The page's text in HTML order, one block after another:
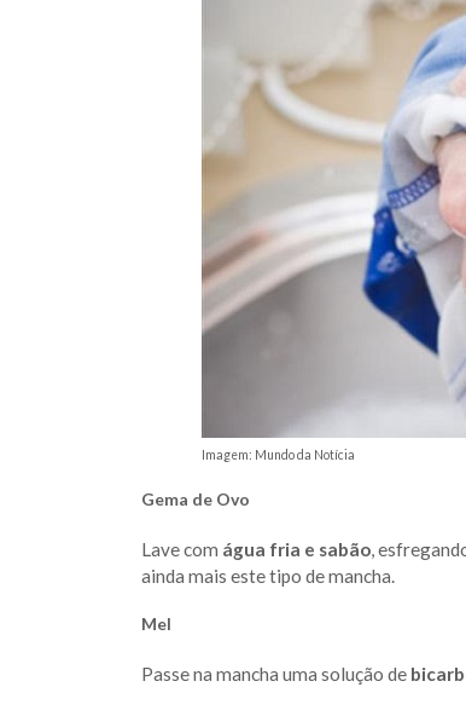
Imagem: Mundo da Notícia
Gema de Ovo
Lave com água fria e sabão,
ainda mais este tipo de mancha.
Mel
Passe na mancha uma solução de